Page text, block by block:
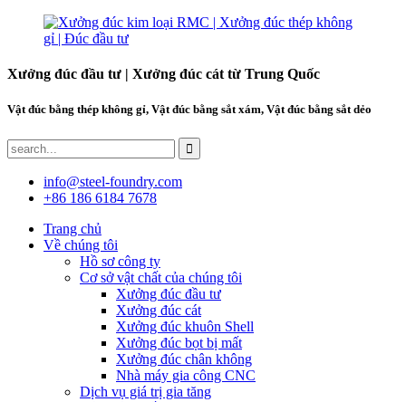
Xưởng đúc đầu tư | Xưởng đúc cát từ Trung Quốc
Vật đúc bằng thép không gỉ, Vật đúc bằng sắt xám, Vật đúc bằng sắt dẻo
info@steel-foundry.com
+86 186 6184 7678
Trang chủ
Về chúng tôi
Hồ sơ công ty
Cơ sở vật chất của chúng tôi
Xưởng đúc đầu tư
Xưởng đúc cát
Xưởng đúc khuôn Shell
Xưởng đúc bọt bị mất
Xưởng đúc chân không
Nhà máy gia công CNC
Dịch vụ giá trị gia tăng